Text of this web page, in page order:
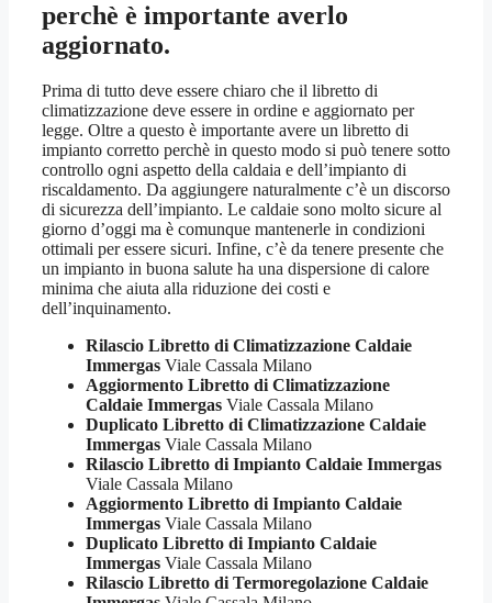
perchè è importante averlo
aggiornato.
Prima di tutto deve essere chiaro che il libretto di
climatizzazione deve essere in ordine e aggiornato per
legge. Oltre a questo è importante avere un libretto di
impianto corretto perchè in questo modo si può tenere sotto
controllo ogni aspetto della caldaia e dell’impianto di
riscaldamento. Da aggiungere naturalmente c’è un discorso
di sicurezza dell’impianto. Le caldaie sono molto sicure al
giorno d’oggi ma è comunque mantenerle in condizioni
ottimali per essere sicuri. Infine, c’è da tenere presente che
un impianto in buona salute ha una dispersione di calore
minima che aiuta alla riduzione dei costi e
dell’inquinamento.
Rilascio Libretto di Climatizzazione Caldaie
Immergas Viale Cassala Milano
Aggiormento Libretto di Climatizzazione
Caldaie Immergas Viale Cassala Milano
Duplicato Libretto di Climatizzazione Caldaie
Immergas Viale Cassala Milano
Rilascio Libretto di Impianto Caldaie Immergas
Viale Cassala Milano
Aggiormento Libretto di Impianto Caldaie
Immergas Viale Cassala Milano
Duplicato Libretto di Impianto Caldaie
Immergas Viale Cassala Milano
Rilascio Libretto di Termoregolazione Caldaie